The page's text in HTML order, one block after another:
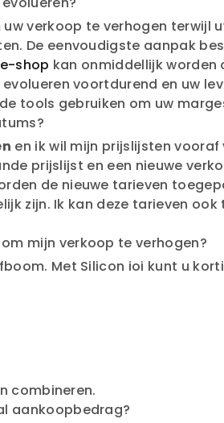
verkoop te verhogen terwijl
De eenvoudigste aanpak
e-shop kan onmiddellijk
voortdurend en uw
tools gebruiken om uw
en ik wil mijn prijslijsten
prijslijst en een nieuwe
de nieuwe tarieven
zijn. Ik kan deze tarieven
mijn verkoop te verhogen?
Met Silicon ioi kunt u
combineren.
aankoopbedrag?